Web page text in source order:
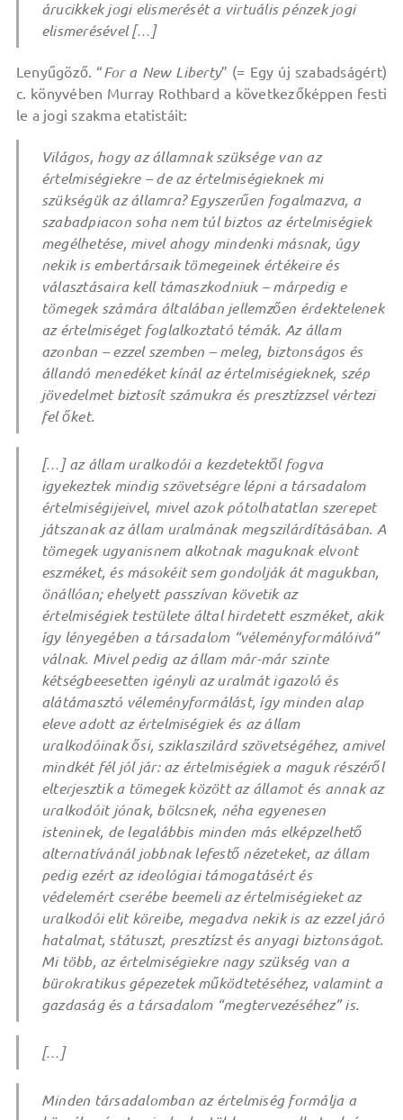
árucikkek jogi elismerését a virtuális pénzek jogi
elismerésével […]
Lenyűgöző. “For a New Liberty” (= Egy új szabadságért)
c. könyvében Murray Rothbard a következőképpen festi
le a jogi szakma etatistáit:
Világos, hogy az államnak szüksége van az
értelmiségiekre – de az értelmiségieknek mi
szükségük az államra? Egyszerűen fogalmazva, a
szabadpiacon soha nem túl biztos az értelmiségiek
megélhetése, mivel ahogy mindenki másnak, úgy
nekik is embertársaik tömegeinek értékeire és
választásaira kell támaszkodniuk – márpedig e
tömegek számára általában jellemzően érdektelenek
az értelmiséget foglalkoztató témák. Az állam
azonban – ezzel szemben – meleg, biztonságos és
állandó menedéket kínál az értelmiségieknek, szép
jövedelmet biztosít számukra és presztízzsel vértezi
fel őket.
[…] az állam uralkodói a kezdetektől fogva
igyekeztek mindig szövetségre lépni a társadalom
értelmiségijeivel, mivel azok pótolhatatlan szerepet
játszanak az állam uralmának megszilárdításában. A
tömegek ugyanisnem alkotnak maguknak elvont
eszméket, és másokéit sem gondolják át magukban,
önállóan; ehelyett passzívan követik az
értelmiségiek testülete által hirdetett eszméket, akik
így lényegében a társadalom “véleményformálóivá”
válnak. Mivel pedig az állam már-már szinte
kétségbeesetten igényli az uralmát igazoló és
alátámasztó véleményformálást, így minden alap
eleve adott az értelmiségiek és az állam
uralkodóinak ősi, sziklaszilárd szövetségéhez, amivel
mindkét fél jól jár: az értelmiségiek a maguk részéről
elterjesztik a tömegek között az államot és annak az
uralkodóit jónak, bölcsnek, néha egyenesen
isteninek, de legalábbis minden más elképzelhető
alternatívánál jobbnak lefestő nézeteket, az állam
pedig ezért az ideológiai támogatásért és
védelemért cserébe beemeli az értelmiségieket az
uralkodói elit köreibe, megadva nekik is az ezzel járó
hatalmat, státuszt, presztízst és anyagi biztonságot.
Mi több, az értelmiségiekre nagy szükség van a
bürokratikus gépezetek működtetéséhez, valamint a
gazdaság és a társadalom “megtervezéséhez” is.
[…]
Minden társadalomban az értelmiség formálja a